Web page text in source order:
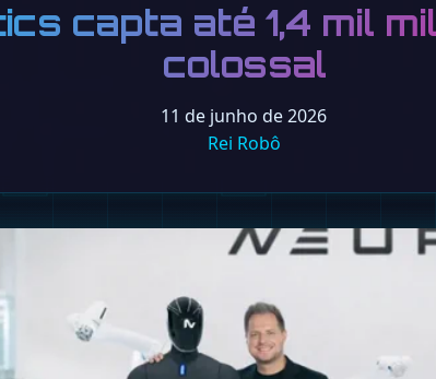
capta até 1,4 mil
colossal
11 de junho de 2026
Rei Robô